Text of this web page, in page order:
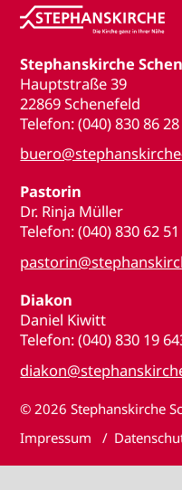
Stephanskirche
Hauptstraße 39
22869 Schenefeld
Telefon: (040) 830 86 28
Pastorin
Dr. Rinja Müller
Telefon: (040) 830 62 51
Diakon
Daniel Kiwitt
Telefon: (040) 830 19
© 2026 Stephanskirche
Impressum